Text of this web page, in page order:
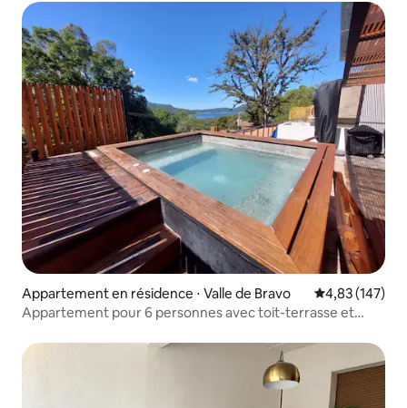
Appartement en résidence ⋅ Valle de Bravo Évaluation
4,83 (147)
Appartement pour 6 personnes avec toit-terrasse et